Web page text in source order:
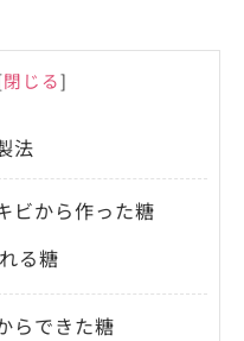
閉じる]
法
ビから作った糖
る糖
らできた糖